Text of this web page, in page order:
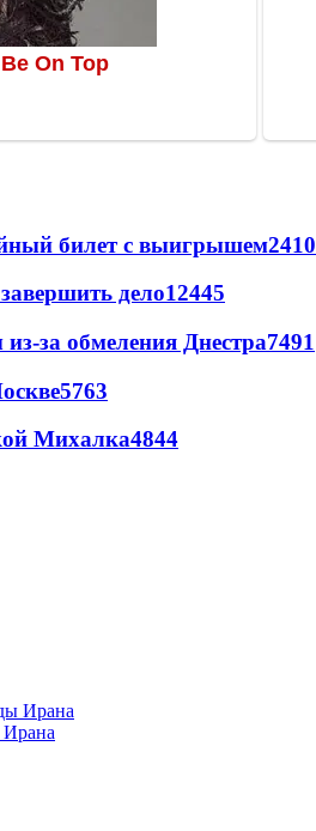
билет с выигрышем
дело12445
за обмеления Днестра7491
5763
Михалка4844
Ирана